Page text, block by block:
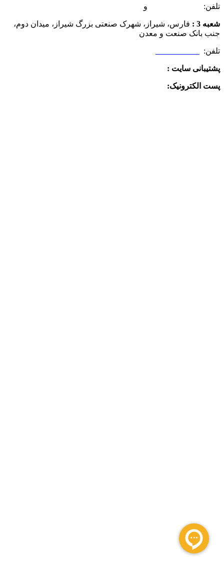
تلفن: و
شعبه 3 :
فارس، شیراز، شهرک صنعتی بزرگ شیراز، میدان دوم،
جنب بانک صنعت و معدن
تلفن:
پشتیبانی سایت :
پست الکترونیک: